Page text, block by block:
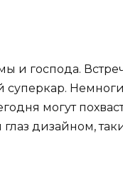
и господа.
суперкар.
могут
дизайном,